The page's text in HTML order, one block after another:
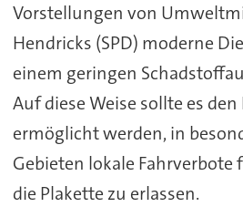
Vorstellungen von
Hendricks (SPD) moderne
einem geringen
Auf diese Weise sollte es
ermöglicht werden, in
Gebieten lokale Fahrverbote
die Plakette zu erlassen.